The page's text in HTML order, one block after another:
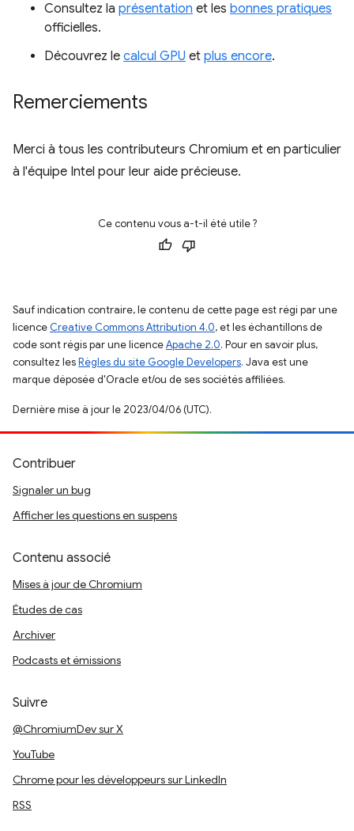
Consultez la présentation et les bonnes pratiques
officielles.
Découvrez le calcul GPU et plus encore.
Remerciements
Merci à tous les contributeurs Chromium et en particulier
à l'équipe Intel pour leur aide précieuse.
Ce contenu vous a-t-il été utile ?
Sauf indication contraire, le contenu de cette page est régi par une
licence Creative Commons Attribution 4.0, et les échantillons de
code sont régis par une licenceApache 2.0. Pour en savoir plus,
consultez lesRègles du site Google Developers. Java est une
marque déposée d'Oracle et/ou de ses sociétés affiliées.
Dernière mise à jour le 2023/04/06 (UTC).
Contribuer
Signaler un bug
Afficher les questions en suspens
Contenu associé
Mises à jour de Chromium
Études de cas
Archiver
Podcasts et émissions
Suivre
@ChromiumDev sur X
YouTube
Chrome pour les développeurs sur LinkedIn
RSS